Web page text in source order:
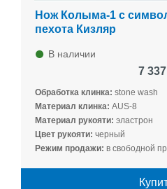
Нож Колыма-1 с
пехота Кизляр
В наличии
7
Обработка клинка: stone wash
Материал клинка: AUS-8
Материал рукояти: эластрон
Цвет рукояти: черный
Режим продажи: в свободной